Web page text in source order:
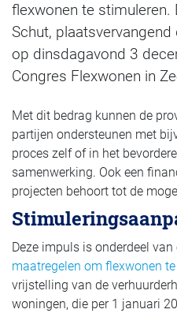
flexwonen te stimuleren.
Schut,
op dinsdagavond 3
Congres Flexwonen in
Met dit bedrag kunnen de
partijen ondersteunen met
proces zelf of in het
samenwerking. Ook een
projecten behoort tot de
Deze impuls is onderdeel van
maatregelen om flexwonen
vrijstelling van de
woningen, die per 1 januari